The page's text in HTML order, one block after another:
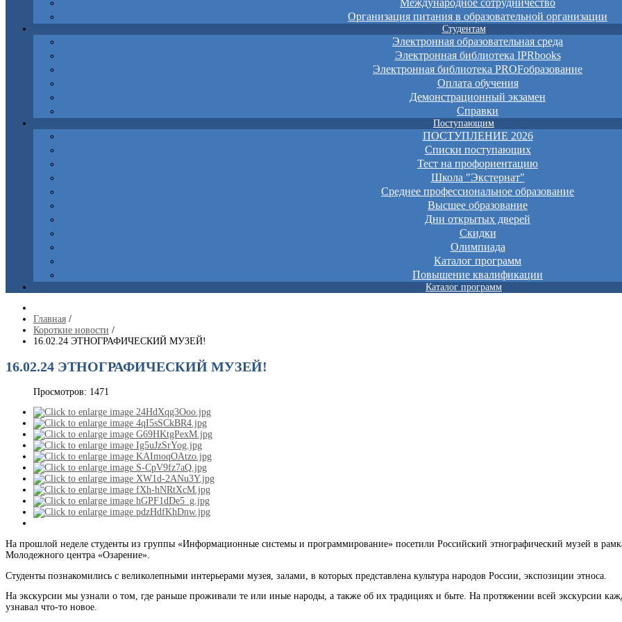
Организация питания в образовательной организации
Студентам
Электронная образовательная среда
Электронная библиотека IPRbooks
Электронная библиотека PROFобразование
Оплата обучения
Демонстрационный экзамен
Справки
Поступающим
ПОСТУПЛЕНИЕ 2026
Списки поступающих
Тест на профориентацию
Школа "Экстернат"
Среднее профессиональное образование
Высшее образование
Дни открытых дверей
Скидки
Олимпиада
Каталог программ
Повышение квалификации
Каталог программ
Главная /
Короткие новости /
16.02.24 ЭТНОГРАФИЧЕСКИЙ МУЗЕЙ!
16.02.24 ЭТНОГРАФИЧЕСКИЙ МУЗЕЙ!
Просмотров: 1471
На прошлой неделе студенты из группы «Информационные системы и программирование» посетили Российский этнографический музей в
Молодежного центра «Озарение».
Студенты познакомились с великолепными интерьерами музея, залами, в которых представлена культура народов России, экспозиции этноса.
На экскурсии мы узнали о том, где раньше проживали те или иные народы, а также об их традициях и быте. На протяжении всей экскурсии
узнавал что-то новое.